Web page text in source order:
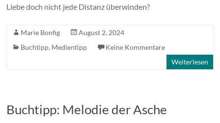
Liebe doch nicht jede Distanz überwinden?
Marie Bonfig
August 2, 2024
Buchtipp, Medientipp
Keine Kommentare
Weiterlesen
Buchtipp: Melodie der Asche